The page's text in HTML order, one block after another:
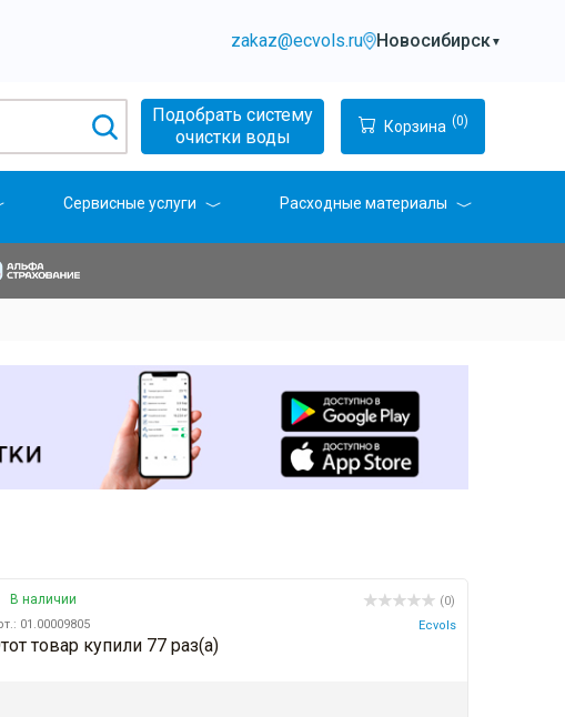
zakaz@ecvols.ru Новосибирск▼
Подобрать систему
очистки воды
Корзина (0)
Сервисные услуги Расходные материалы
В наличии
01.00009805
(0)
Ecvols
товар купили 77 раз(a)